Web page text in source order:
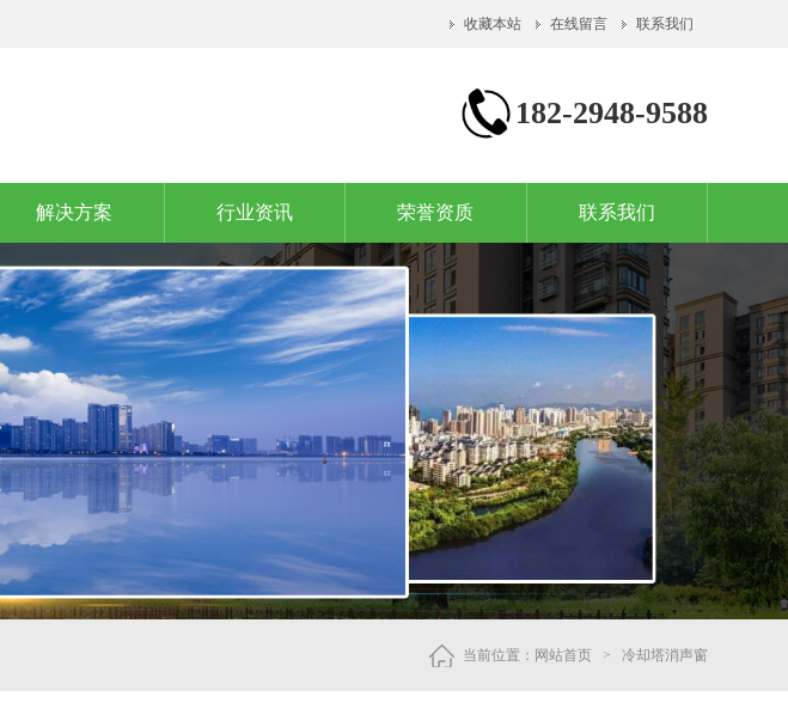
收藏本站 在线留言 联系我们
182-2948-9588
解决方案 行业资讯 荣誉资质 联系我们
当前位置： 网站首页 > 冷却塔消声窗